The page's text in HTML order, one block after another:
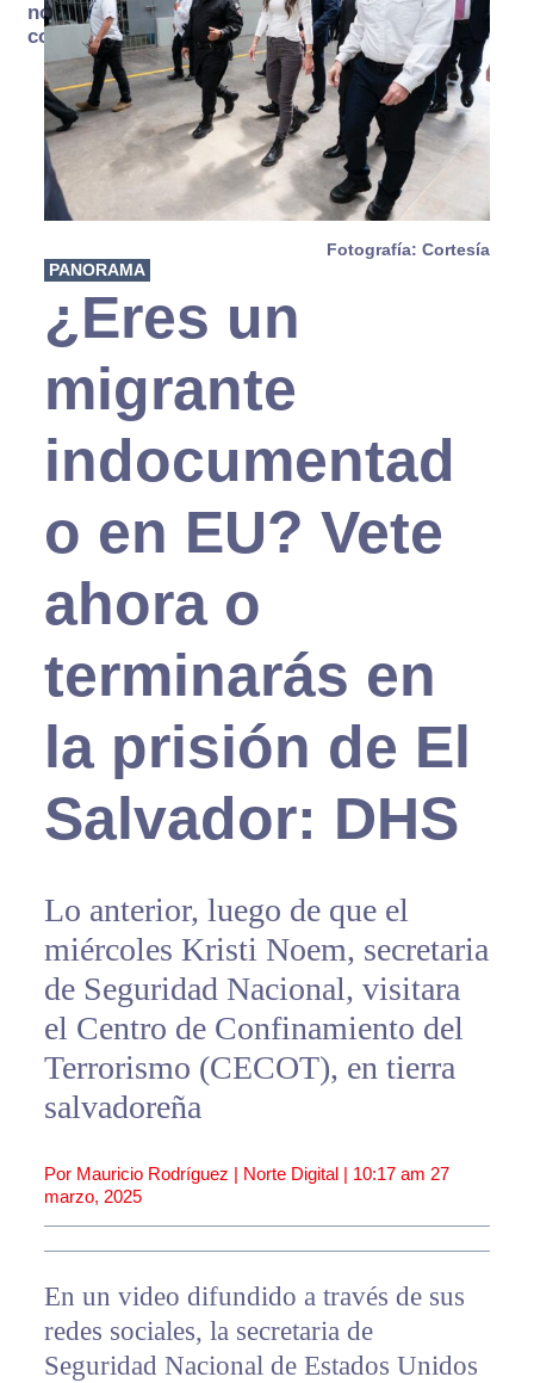
no se
consume
Fotografía: Cortesía
PANORAMA
¿Eres un
migrante
indocumentad
o en EU? Vete
ahora o
terminarás en
la prisión de El
Salvador: DHS
Lo anterior, luego de que el
miércoles Kristi Noem, secretaria
de Seguridad Nacional, visitara
el Centro de Confinamiento del
Terrorismo (CECOT), en tierra
salvadoreña
Por Mauricio Rodríguez | Norte Digital | 10:17 am 27
marzo, 2025
En un video difundido a través de sus
redes sociales, la secretaria de
Seguridad Nacional de Estados Unidos